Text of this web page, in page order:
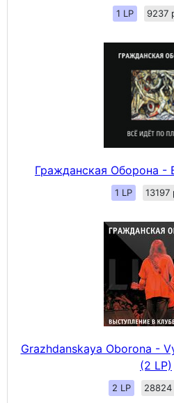
1 LP 9237
Гражданская Оборона -
1 LP 13197
Grazhdanskaya Oborona -
(2 LP)
2 LP 28824